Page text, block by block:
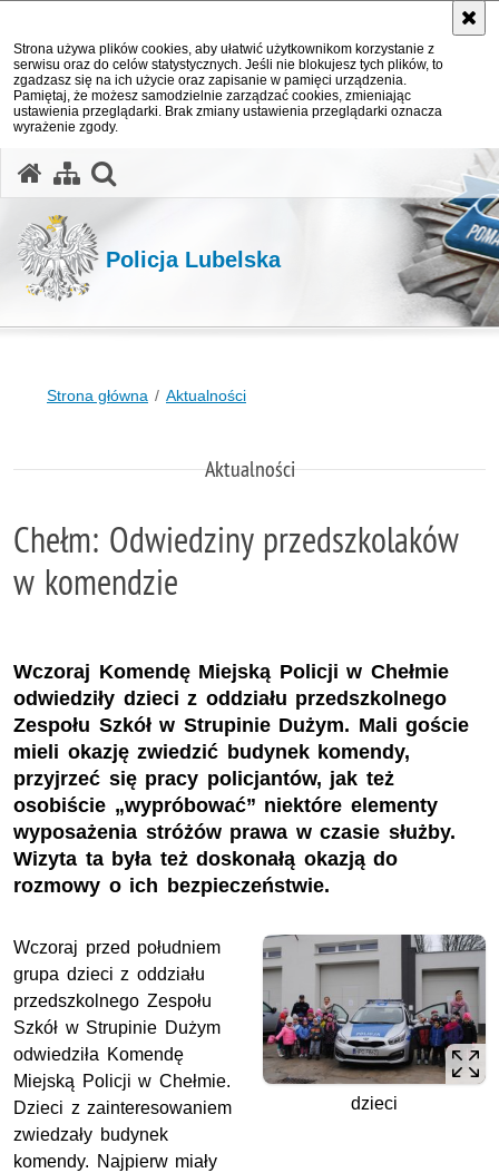
Strona używa plików cookies, aby ułatwić użytkownikom korzystanie z
serwisu oraz do celów statystycznych. Jeśli nie blokujesz tych plików, to
zgadzasz się na ich użycie oraz zapisanie w pamięci urządzenia.
Pamiętaj, że możesz samodzielnie zarządzać cookies, zmieniając
ustawienia przeglądarki. Brak zmiany ustawienia przeglądarki oznacza
wyrażenie zgody.
Policja Lubelska
Strona główna Aktualności
Aktualności
Chełm: Odwiedziny przedszkolaków
w komendzie
Wczoraj Komendę Miejską Policji w Chełmie
odwiedziły dzieci z oddziału przedszkolnego
Zespołu Szkół w Strupinie Dużym. Mali goście
mieli okazję zwiedzić budynek komendy,
przyjrzeć się pracy policjantów, jak też
osobiście „wypróbować” niektóre elementy
wyposażenia stróżów prawa w czasie służby.
Wizyta ta była też doskonałą okazją do
rozmowy o ich bezpieczeństwie.
dzieci
Wczoraj przed południem
grupa dzieci z oddziału
przedszkolnego Zespołu
Szkół w Strupinie Dużym
odwiedziła Komendę
Miejską Policji w Chełmie.
Dzieci z zainteresowaniem
zwiedzały budynek
komendy. Najpierw miały